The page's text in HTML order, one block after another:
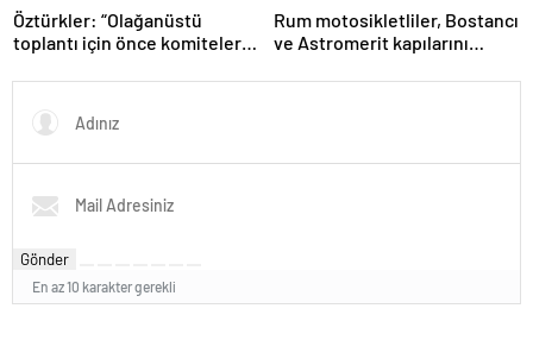
Öztürkler: “Olağanüstü
toplantı için önce komiteler
Rum motosikletliler, Bostancı
ve Astromerit kapılarını
kapatacak”
Gönder
En az 10 karakter gerekli